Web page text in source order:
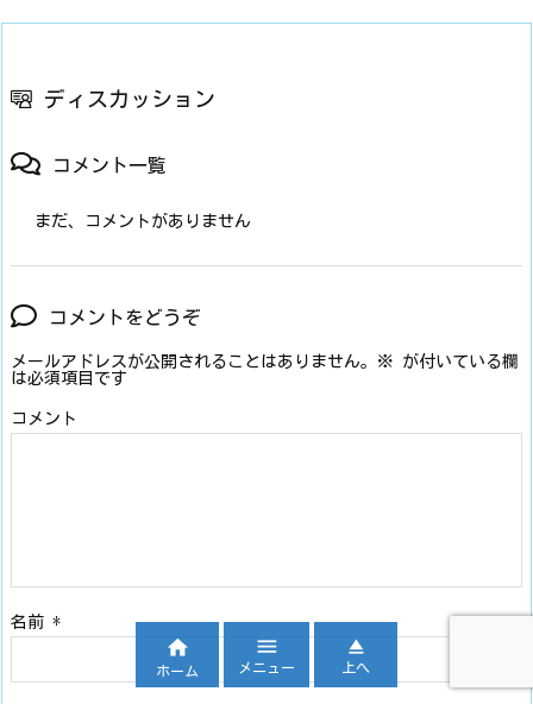
ディスカッション
コメント一覧
まだ、コメントがありません
コメントをどうぞ
メールアドレスが公開されることはありません。 ※ が付いている欄
は必須項目です
コメント
名前 *

ホーム

メニュー

上へ